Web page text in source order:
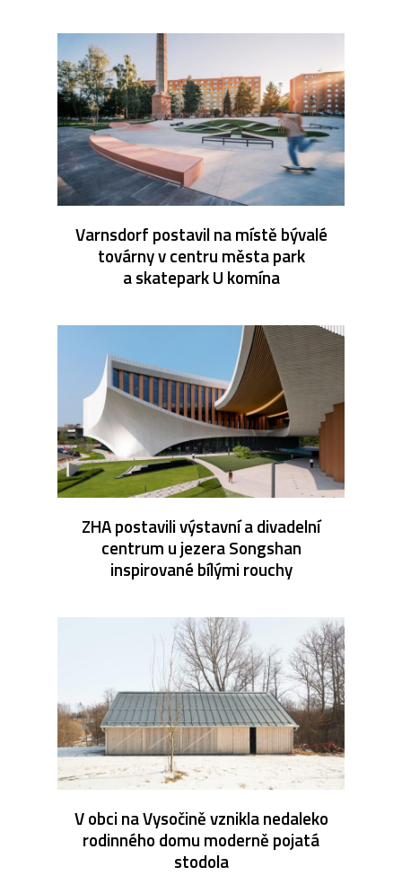
Varnsdorf postavil na místě bývalé
továrny v centru města park
a skatepark U komína
ZHA postavili výstavní a divadelní
centrum u jezera Songshan
inspirované bílými rouchy
V obci na Vysočině vznikla nedaleko
rodinného domu moderně pojatá
stodola